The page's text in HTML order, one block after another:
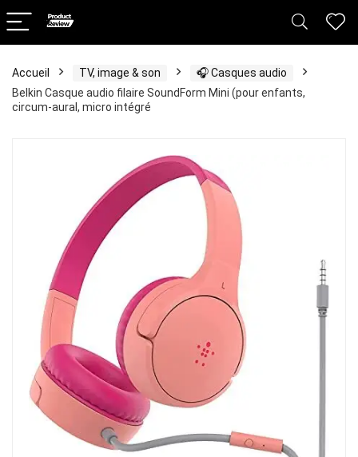
Accueil TV, image & son
🎧 Casques audio
Belkin Casque audio filaire SoundForm Mini (pour enfants,
circum-aural, micro intégré